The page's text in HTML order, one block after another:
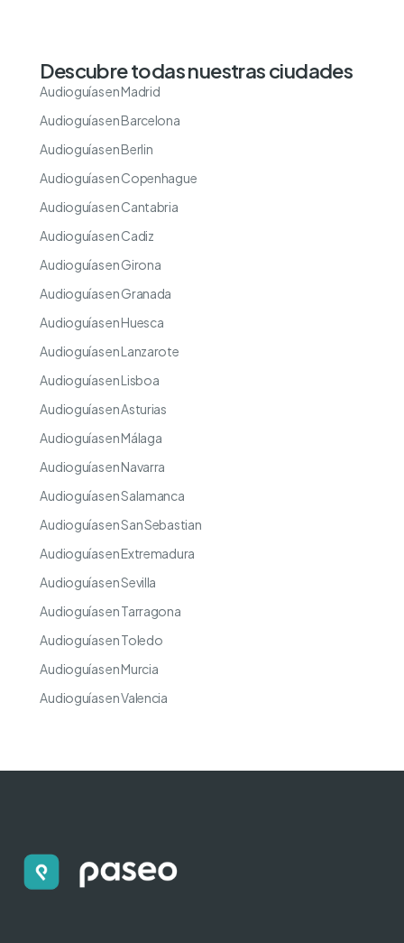
Descubre todas nuestras ciudades
Audioguías en Madrid
Audioguías en Barcelona
Audioguías en Berlin
Audioguías en Copenhague
Audioguías en Cantabria
Audioguías en Cadiz
Audioguías en Girona
Audioguías en Granada
Audioguías en Huesca
Audioguías en Lanzarote
Audioguías en Lisboa
Audioguías en Asturias
Audioguías en Málaga
Audioguías en Navarra
Audioguías en Salamanca
Audioguías en San Sebastian
Audioguías en Extremadura
Audioguías en Sevilla
Audioguías en Tarragona
Audioguías en Toledo
Audioguías en Murcia
Audioguías en Valencia